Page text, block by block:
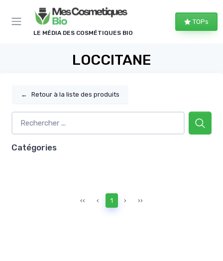
LE MÉDIA DES COSMÉTIQUES BIO
TOPs
LOCCITANE
← Retour à la liste des produits
Catégories
‹‹ ‹ 1 › ››
Panneau de gestion des cookies